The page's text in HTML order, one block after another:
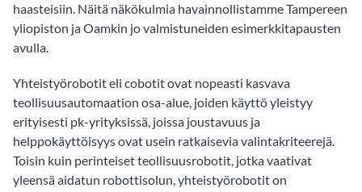
haasteisiin. Näitä näkökulmia havainnollistamme Tampereen
yliopiston ja Oamkin jo valmistuneiden esimerkkitapausten
avulla.
Yhteistyörobotit eli cobotit ovat nopeasti kasvava
teollisuusautomaation osa-alue, joiden käyttö yleistyy
erityisesti pk-yrityksissä, joissa joustavuus ja
helppokäyttöisyys ovat usein ratkaisevia valintakriteerejä.
Toisin kuin perinteiset teollisuusrobotit, jotka vaativat
yleensä aidatun robottisolun, yhteistyörobotit on